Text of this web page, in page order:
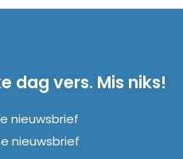
dag vers. Mis niks!
nieuwsbrief
nieuwsbrief